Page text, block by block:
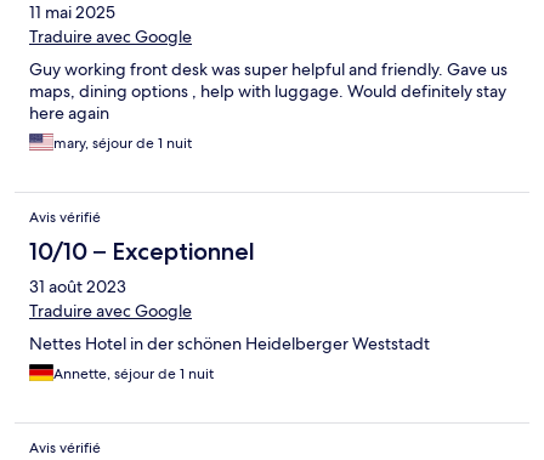
11 mai 2025
Traduire avec Google
Guy working front desk was super helpful and friendly. Gave us
maps, dining options , help with luggage. Would definitely stay
here again
mary, séjour de 1 nuit
Avis vérifié
10/10 – Exceptionnel
31 août 2023
Traduire avec Google
Nettes Hotel in der schönen Heidelberger Weststadt
Annette, séjour de 1 nuit
Avis vérifié